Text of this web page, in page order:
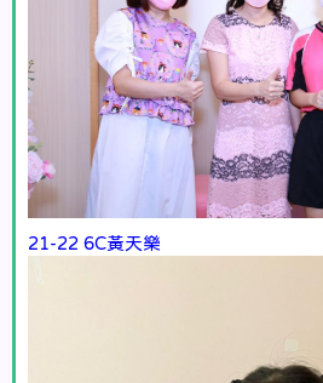
21-22 6C黃天樂